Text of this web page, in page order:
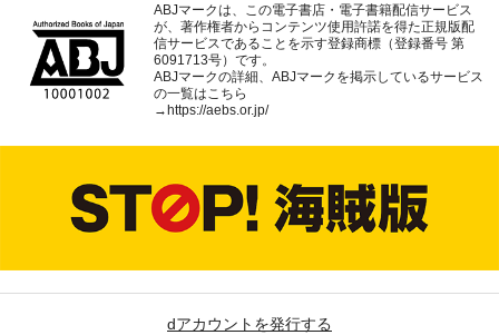
ABJマークは、この電子書店・電子書籍配信サービス
が、著作権者からコンテンツ使用許諾を得た正規版配
信サービスであることを示す登録商標（登録番号 第
6091713号）です。
ABJマークの詳細、ABJマークを掲示しているサービス
の一覧はこちら
→https://aebs.or.jp/
dアカウントを発行する